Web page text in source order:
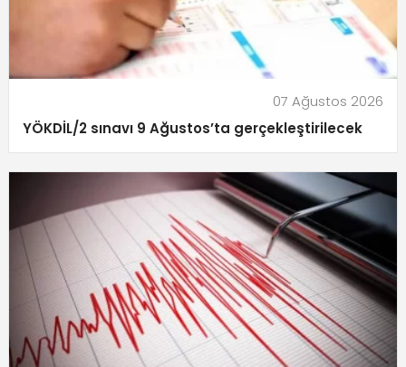
07 Ağustos 2026
YÖKDİL/2 sınavı 9 Ağustos’ta gerçekleştirilecek